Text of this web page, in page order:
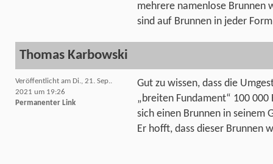
mehrere namenlose Brunnen
sind auf Brunnen in jeder
Thomas Karbowski
Veröffentlicht am Di., 21. Sep..
2021 um 19:26
Permanenter Link
Gut zu wissen, dass die
„breiten Fundament“ 100
sich einen Brunnen in seinem
Er hofft, dass dieser Brunnen